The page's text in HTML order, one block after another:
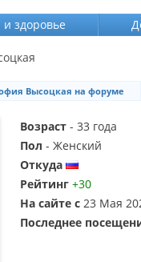
и здоровье
Высоцкая на форуме
Возраст - 33 года
Пол - Женский
Откуда
Рейтинг +30
На сайте с 23 Мая
Последнее